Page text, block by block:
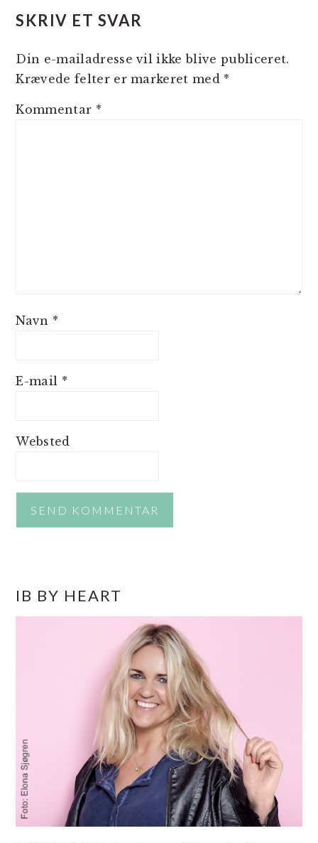
SKRIV ET SVAR
Din e-mailadresse vil ikke blive publiceret.
Krævede felter er markeret med *
Kommentar *
Navn *
E-mail *
Websted
SIDEBAR
IB BY HEART